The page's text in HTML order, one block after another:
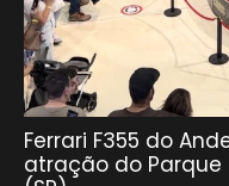
Ferrari F355 do
atração do Parque